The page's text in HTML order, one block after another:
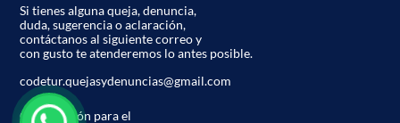
Si tienes alguna queja, denuncia,
duda, sugerencia o aclaración,
contáctanos al siguiente correo y
con gusto te atenderemos lo antes posible.
codetur.quejasydenuncias@gmail.com
Corporación para el